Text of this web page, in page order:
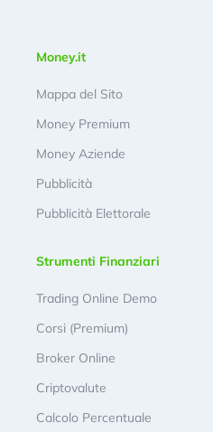
Money.it
Mappa del Sito
Money Premium
Money Aziende
Pubblicità
Pubblicità Elettorale
Strumenti Finanziari
Trading Online Demo
Corsi (Premium)
Broker Online
Criptovalute
Calcolo Percentuale